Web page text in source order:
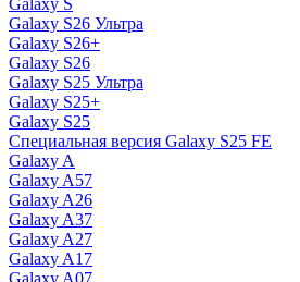
Galaxy S
Galaxy S26 Ультра
Galaxy S26+
Galaxy S26
Galaxy S25 Ультра
Galaxy S25+
Galaxy S25
Специальная версия Galaxy S25 FE
Galaxy A
Galaxy A57
Galaxy A26
Galaxy A37
Galaxy A27
Galaxy A17
Galaxy A07